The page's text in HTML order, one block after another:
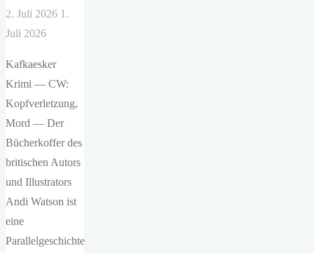
2. Juli 2026 1.
Juli 2026
Kafkaesker
Krimi — CW:
Kopfverletzung,
Mord — Der
Bücherkoffer des
britischen Autors
und Illustrators
Andi Watson ist
eine
Parallelgeschichte